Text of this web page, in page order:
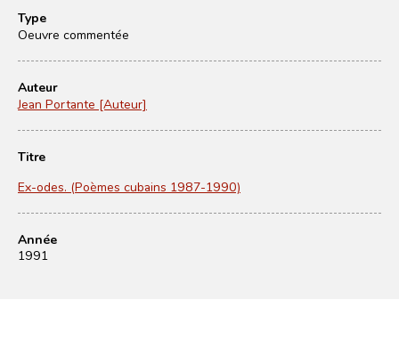
Type
Oeuvre commentée
Auteur
Jean Portante [Auteur]
Titre
Ex-odes. (Poèmes cubains 1987-1990)
Année
1991